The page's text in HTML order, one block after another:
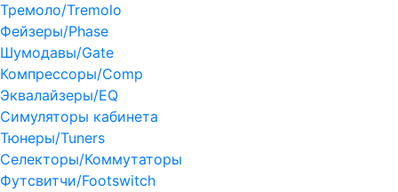
Тремоло/Tremolo
Фейзеры/Phase
Шумодавы/Gate
Компрессоры/Comp
Эквалайзеры/EQ
Симуляторы кабинета
Тюнеры/Tuners
Селекторы/Коммутаторы
Футсвитчи/Footswitch